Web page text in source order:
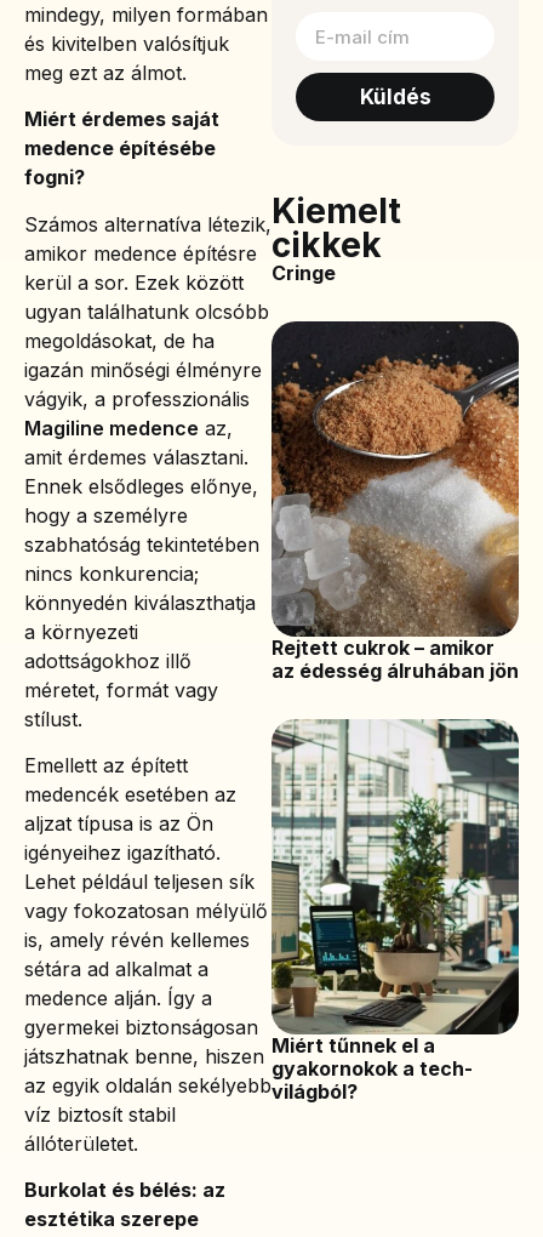
mindegy, milyen formában
és kivitelben valósítjuk
meg ezt az álmot.
Miért érdemes saját
medence építésébe
fogni?
Számos alternatíva létezik,
amikor medence építésre
kerül a sor. Ezek között
ugyan találhatunk olcsóbb
megoldásokat, de ha
igazán minőségi élményre
vágyik, a professzionális
Magiline medence az,
amit érdemes választani.
Ennek elsődleges előnye,
hogy a személyre
szabhatóság tekintetében
nincs konkurencia;
könnyedén kiválaszthatja
a környezeti
adottságokhoz illő
méretet, formát vagy
stílust.
Emellett az épített
medencék esetében az
aljzat típusa is az Ön
igényeihez igazítható.
Lehet például teljesen sík
vagy fokozatosan mélyülő
is, amely révén kellemes
sétára ad alkalmat a
medence alján. Így a
gyermekei biztonságosan
játszhatnak benne, hiszen
az egyik oldalán sekélyebb
víz biztosít stabil
állóterületet.
Burkolat és bélés: az
esztétika szerepe
Küldés
Kiemelt
cikkek
Cringe
Rejtett cukrok – amikor
az édesség álruhában jön
Miért tűnnek el a
gyakornokok a tech-
világból?